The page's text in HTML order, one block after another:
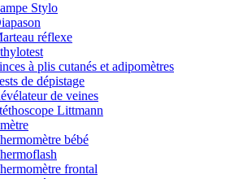
Stylo
réflexe
à plis cutanés et adipomètres
de dépistage
de veines
Littmann
bébé
frontal